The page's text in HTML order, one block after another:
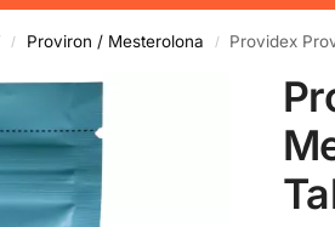
/ Proviron / Mesterolona / Providex